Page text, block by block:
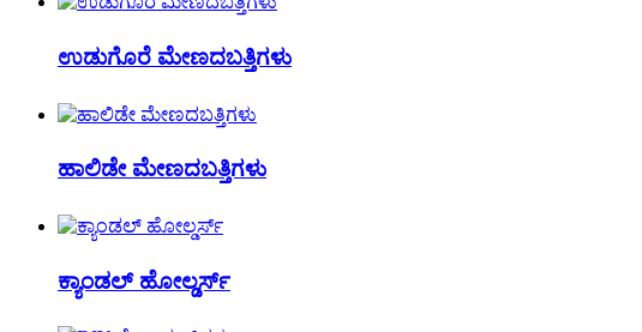
ಉಡುಗೊರೆ ಮೇಣದಬತ್ತಿಗಳು
ಹಾಲಿಡೇ ಮೇಣದಬತ್ತಿಗಳು
ಕ್ಯಾಂಡಲ್ ಹೋಲ್ಡರ್ಸ್